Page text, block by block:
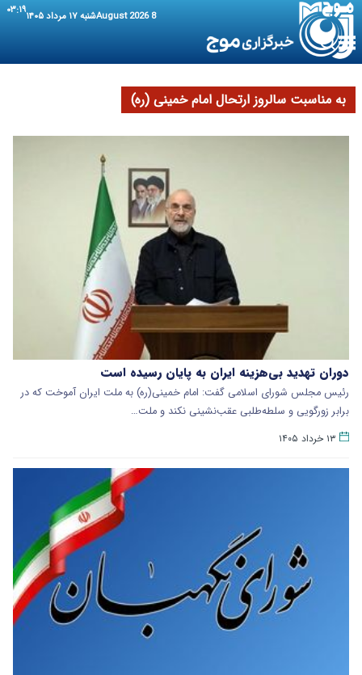
8 August 2026 شنبه ۱۷ مرداد ۱۴۰۵ ۰۳:۱۹
به مناسبت سالروز ارتحال امام خمینی (ره)
دوران تهدید بی‌هزینه ایران به پایان رسیده است
رئیس مجلس شورای اسلامی گفت: امام خمینی(ره) به ملت ایران آموخت که در
برابر زورگویی و سلطه‌طلبی عقب‌نشینی نکند و ملت…
۱۳ خرداد ۱۴۰۵